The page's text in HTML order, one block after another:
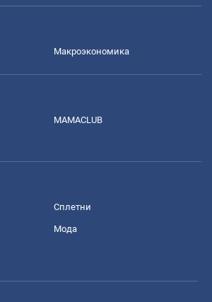
Mакроэкономика
MAMACLUB
Сплетни
Мода